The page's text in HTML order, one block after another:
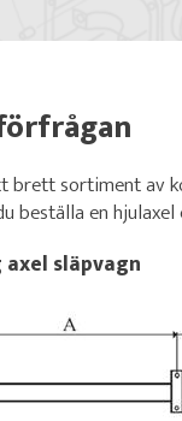
brett sortiment av
beställa en
släpvagn